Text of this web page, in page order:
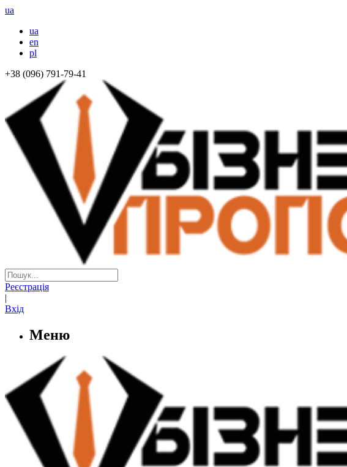
ua
ua
en
pl
+38 (096) 791-79-41
Реєстрація
|
Вхід
Меню